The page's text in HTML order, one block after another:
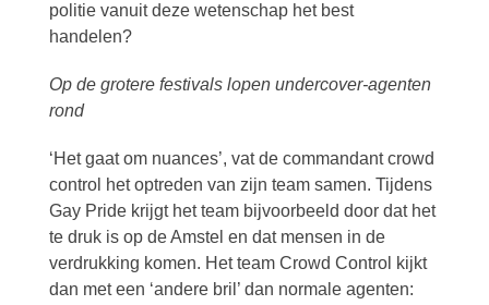
politie vanuit deze wetenschap het best
handelen?
Op de grotere festivals lopen undercover-agenten
rond
‘Het gaat om nuances’, vat de commandant crowd
control het optreden van zijn team samen. Tijdens
Gay Pride krijgt het team bijvoorbeeld door dat het
te druk is op de Amstel en dat mensen in de
verdrukking komen. Het team Crowd Control kijkt
dan met een ‘andere bril’ dan normale agenten: